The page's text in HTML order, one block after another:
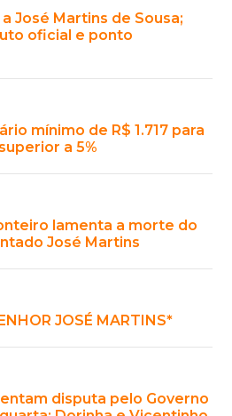
José Martins de Sousa;
oficial e ponto
mínimo de R$ 1.717 para
a 5%
lamenta a morte do
José Martins
JOSÉ MARTINS*
disputa pelo Governo